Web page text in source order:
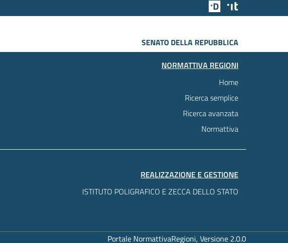
Team Digitale
SENATO DELLA REPUBBLICA
NORMATTIVA REGIONI
Home
Ricerca semplice
Ricerca avanzata
Normattiva
REALIZZAZIONE E GESTIONE
ISTITUTO POLIGRAFICO E ZECCA DELLO STATO
Portale NormattivaRegioni, Versione 2.0.0